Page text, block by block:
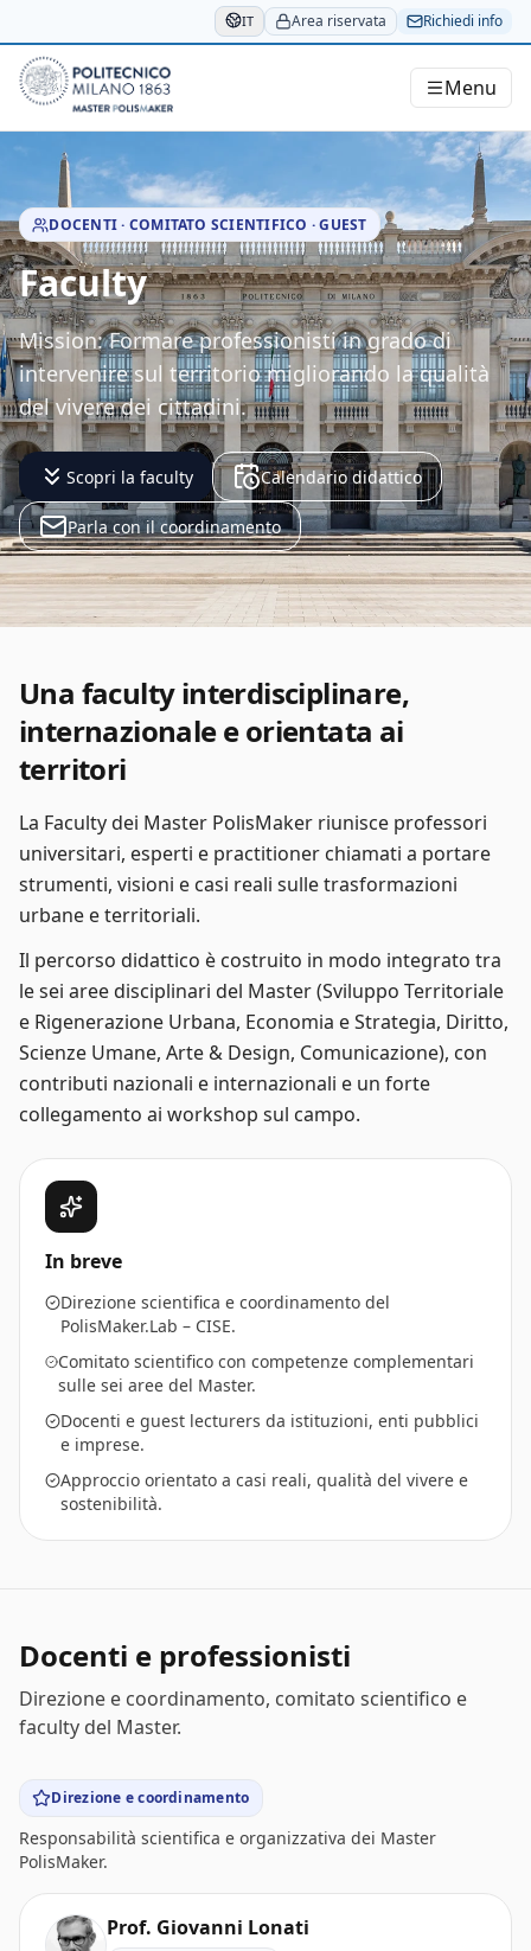
Salta al contenuto principale
IT Area riservata Richiedi info
Master PolisMaker Menu
DOCENTI · COMITATO SCIENTIFICO · GUEST
Faculty
Mission: Formare professionisti in grado di
intervenire sul territorio migliorando la qualità
del vivere dei cittadini.
Scopri la faculty Calendario didattico
Parla con il coordinamento
Una faculty interdisciplinare,
internazionale e orientata ai
territori
La Faculty dei Master PolisMaker riunisce professori
universitari, esperti e practitioner chiamati a portare
strumenti, visioni e casi reali sulle trasformazioni
urbane e territoriali.
Il percorso didattico è costruito in modo integrato tra
le sei aree disciplinari del Master (Sviluppo Territoriale
e Rigenerazione Urbana, Economia e Strategia, Diritto,
Scienze Umane, Arte & Design, Comunicazione), con
contributi nazionali e internazionali e un forte
collegamento ai workshop sul campo.
In breve
Direzione scientifica e coordinamento del
PolisMaker.Lab – CISE.
Comitato scientifico con competenze complementari
sulle sei aree del Master.
Docenti e guest lecturers da istituzioni, enti pubblici
e imprese.
Approccio orientato a casi reali, qualità del vivere e
sostenibilità.
Docenti e professionisti
Direzione e coordinamento, comitato scientifico e
faculty del Master.
Direzione e coordinamento
Responsabilità scientifica e organizzativa dei Master
PolisMaker.
Prof. Giovanni Lonati